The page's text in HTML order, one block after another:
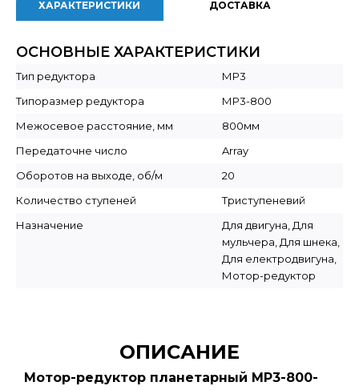
ХАРАКТЕРИСТИКИ ДОСТАВКА
ОСНОВНЫЕ ХАРАКТЕРИСТИКИ
Тип редуктора
МР3
Типоразмер редуктора
МР3-800
Межосевое расстояние, мм
800мм
Передаточне число
Array
Оборотов на выходе, об/м
20
Количество ступеней
Триступеневий
Назначение
Для двигуна, Для
мульчера, Для шнека,
Для електродвигуна,
Мотор-редуктор
ОПИСАНИЕ
Мотор-редуктор планетарный МР3-800-